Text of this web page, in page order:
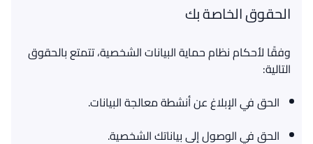
الحقوق الخاصة بك
وفقًا لأحكام نظام حماية البيانات الشخصية، تتمتع بالحقوق
التالية:
الحق في الإبلاغ عن أنشطة معالجة البيانات.
الحق في الوصول إلى بياناتك الشخصية.